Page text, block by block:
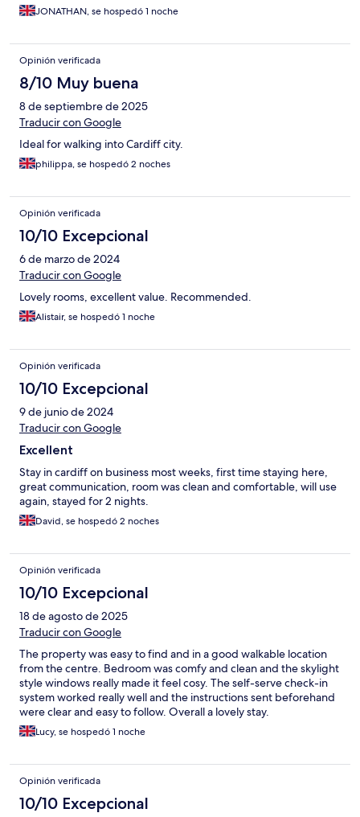
JONATHAN, se hospedó 1 noche
Opinión verificada
8/10 Muy buena
8 de septiembre de 2025
Traducir con Google
Ideal for walking into Cardiff city.
philippa, se hospedó 2 noches
Opinión verificada
10/10 Excepcional
6 de marzo de 2024
Traducir con Google
Lovely rooms, excellent value. Recommended.
Alistair, se hospedó 1 noche
Opinión verificada
10/10 Excepcional
9 de junio de 2024
Traducir con Google
Excellent
Stay in cardiff on business most weeks, first time staying here,
great communication, room was clean and comfortable, will use
again, stayed for 2 nights.
David, se hospedó 2 noches
Opinión verificada
10/10 Excepcional
18 de agosto de 2025
Traducir con Google
The property was easy to find and in a good walkable location
from the centre. Bedroom was comfy and clean and the skylight
style windows really made it feel cosy. The self-serve check-in
system worked really well and the instructions sent beforehand
were clear and easy to follow. Overall a lovely stay.
Lucy, se hospedó 1 noche
Opinión verificada
10/10 Excepcional